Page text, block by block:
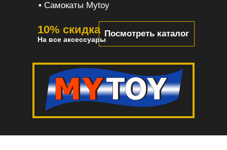
• Самокаты Mytoy
Посмотреть каталог
10% скидка
На все аксессуары